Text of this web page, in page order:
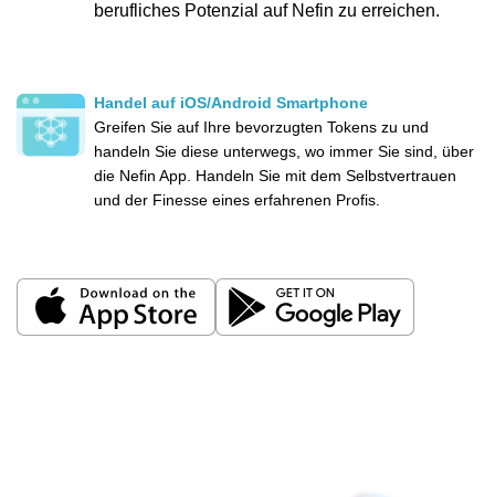
berufliches Potenzial auf Nefin zu erreichen.
Handel auf iOS/Android Smartphone
Greifen Sie auf Ihre bevorzugten Tokens zu und
handeln Sie diese unterwegs, wo immer Sie sind, über
die Nefin App. Handeln Sie mit dem Selbstvertrauen
und der Finesse eines erfahrenen Profis.